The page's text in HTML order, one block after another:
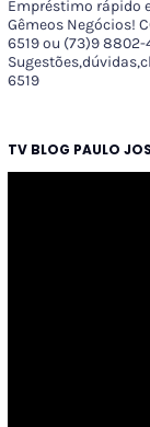
Empréstimo rápido
Gêmeos Negócios!
6519 ou (73)9 8802-
6519
TV BLOG PAULO